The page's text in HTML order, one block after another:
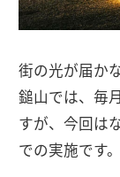
街の光が届か
鎚山では、毎
すが、今回は
での実施です。